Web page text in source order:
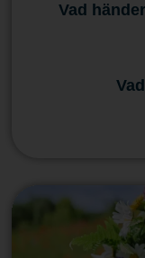
Vad